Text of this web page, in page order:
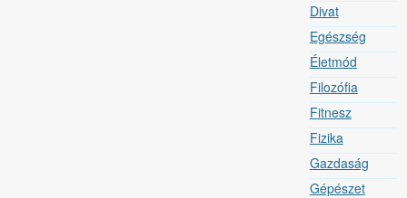
Divat
Egészség
Életmód
Filozófia
Fitnesz
Fizika
Gazdaság
Gépészet